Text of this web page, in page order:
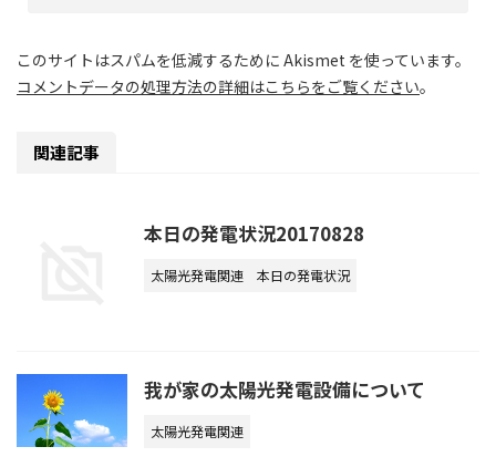
このサイトはスパムを低減するために Akismet を使っています。
コメントデータの処理方法の詳細はこちらをご覧ください。
関連記事
本日の発電状況20170828
太陽光発電関連 本日の発電状況
我が家の太陽光発電設備について
太陽光発電関連